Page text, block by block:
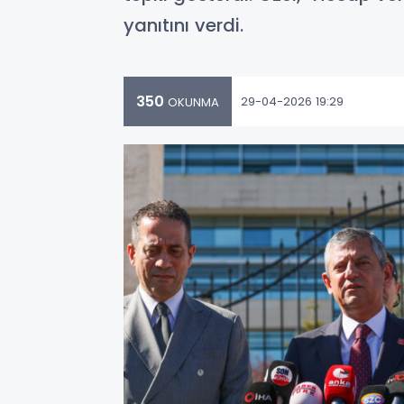
yanıtını verdi.
350 OKUNMA 29-04-2026 19:29